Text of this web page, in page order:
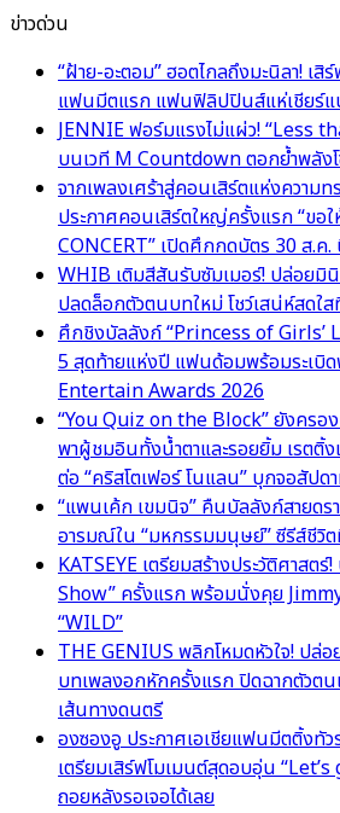
ข่าวด่วน
“ฝ้าย-อะตอม” ฮอตไกลถึงมะนิลา! เสิ
แฟนมีตแรก แฟนฟิลิปปินส์แห่เชียร์
JENNIE ฟอร์มแรงไม่แผ่ว! “Less
บนเวที M Countdown ตอกย้ำพลังโ
จากเพลงเศร้าสู่คอนเสิร์ตแห่งความ
ประกาศคอนเสิร์ตใหญ่ครั้งแรก “ขอ
CONCERT” เปิดศึกกดบัตร 30 ส.ค.
WHIB เติมสีสันรับซัมเมอร์! ปล่อยมินิ
ปลดล็อกตัวตนบทใหม่ โชว์เสน่ห์สดใ
ศึกชิงบัลลังก์ “Princess of Girls’
5 สุดท้ายแห่งปี แฟนด้อมพร้อมระเบิด
Entertain Awards 2026
“You Quiz on the Block” ยังครอง
พาผู้ชมอินทั้งน้ำตาและรอยยิ้ม เรตติ้
ต่อ “คริสโตเฟอร์ โนแลน” บุกจอสัปด
“แพนเค้ก เขมนิจ” คืนบัลลังก์สายดร
อารมณ์ใน “มหกรรมมนุษย์” ซีรีส์ชีวิ
KATSEYE เตรียมสร้างประวัติศาสต
Show” ครั้งแรก พร้อมนั่งคุย
“WILD”
THE GENIUS พลิกโหมดหัวใจ! ปล่อ
บทเพลงอกหักครั้งแรก ปิดฉากตัวตน
เส้นทางดนตรี
องซองอู ประกาศเอเชียแฟนมีตติ้งทั
เตรียมเสิร์ฟโมเมนต์สุดอบอุ่น
ถอยหลังรอเจอได้เลย